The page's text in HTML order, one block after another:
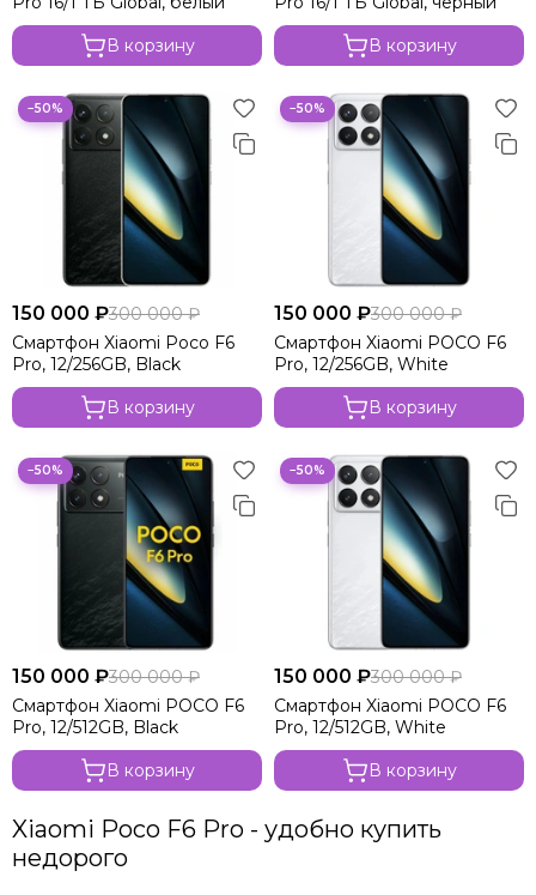
Xiaomi Poco C65
В корзину
В корзину
−50%
150 000 ₽300 000 ₽
Смартфон Xiaomi Poco F6
Pro, 12/256GB, Black
В корзину
−50%
150 000 ₽300 000 ₽
Смартфон Xiaomi POCO F6
Pro, 12/256GB, White
В корзину
−50%
150 000 ₽300 000 ₽
Смартфон Xiaomi POCO F6
Pro, 12/512GB, Black
В корзину
−50%
150 000 ₽300 000 ₽
Смартфон Xiaomi POCO F6
Pro, 12/512GB, White
В корзину
Xiaomi Poco F6 Pro - удобно купить
недорого